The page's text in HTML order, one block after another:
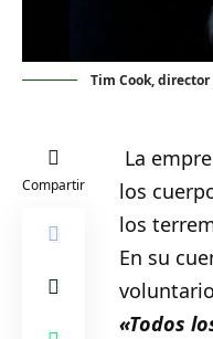
Tim Cook,
Compartir
La
los
los
En su
«Todos